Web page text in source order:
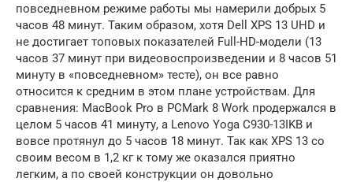
повседневном режиме работы мы намерили добрых 5
часов 48 минут. Таким образом, хотя Dell XPS 13 UHD и
не достигает топовых показателей Full-HD-модели (13
часов 37 минут при видеовоспроизведении и 8 часов 51
минуту в «повседневном» тесте), он все равно
относится к средним в этом плане устройствам. Для
сравнения: MacBook Pro в PCMark 8 Work продержался в
целом 5 часов 41 минуту, а Lenovo Yoga C930-13IKB и
вовсе протянул до 5 часов 18 минут. Так как XPS 13 со
своим весом в 1,2 кг к тому же оказался приятно
легким, а по своей конструкции он довольно